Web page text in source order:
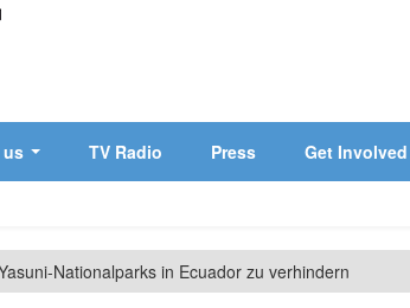
TV Radio Press Get Involved
Nationalparks in Ecuador zu verhindern